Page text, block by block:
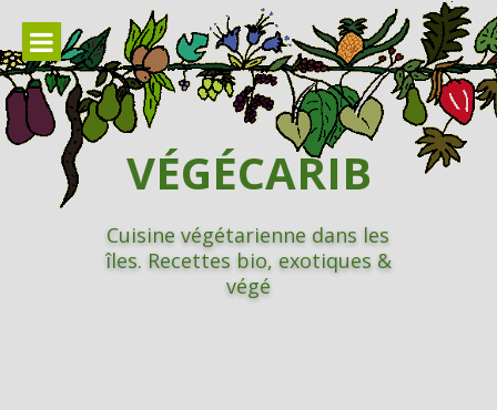
contenu
VÉGÉCARIB
Cuisine végétarienne dans les
îles. Recettes bio, exotiques &
végé